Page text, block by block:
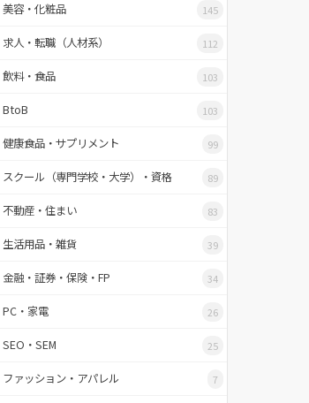
美容・化粧品 145
求人・転職（人材系） 112
飲料・食品 103
BtoB 103
健康食品・サプリメント 99
スクール（専門学校・大学）・資格 89
不動産・住まい 83
生活用品・雑貨 39
金融・証券・保険・FP 34
PC・家電 26
SEO・SEM 25
ファッション・アパレル 7